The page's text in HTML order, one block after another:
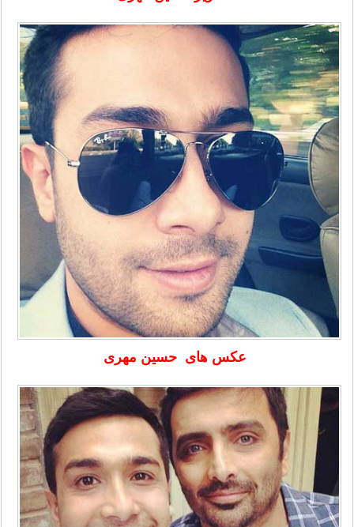
عکس های حسین مهری